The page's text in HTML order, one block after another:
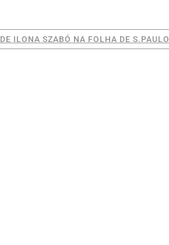
ILONA SZABÓ NA FOLHA DE S.PAULO